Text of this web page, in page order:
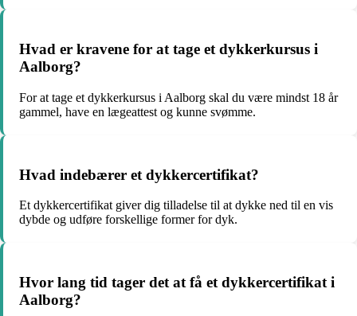
Hvad er kravene for at tage et dykkerkursus i
Aalborg?
For at tage et dykkerkursus i Aalborg skal du være mindst 18 år
gammel, have en lægeattest og kunne svømme.
Hvad indebærer et dykkercertifikat?
Et dykkercertifikat giver dig tilladelse til at dykke ned til en vis
dybde og udføre forskellige former for dyk.
Hvor lang tid tager det at få et dykkercertifikat i
Aalborg?